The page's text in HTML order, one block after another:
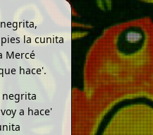
la cunita
Mercé
hace'.
negrita
a hace'